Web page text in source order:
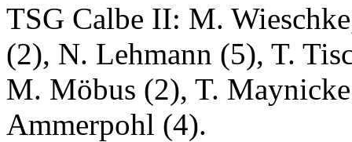
TSG Calbe II: M.
(2), N. Lehmann (5), T.
M. Möbus (2), T.
Ammerpohl (4).